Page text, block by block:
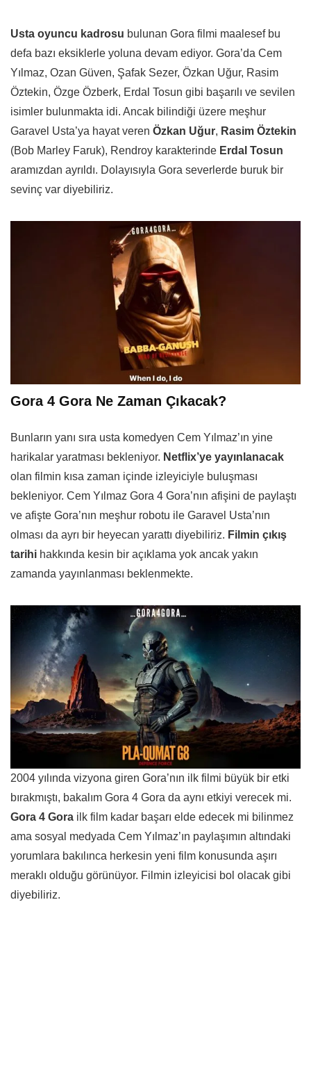
Usta oyuncu kadrosu bulunan Gora filmi maalesef bu
defa bazı eksiklerle yoluna devam ediyor. Gora’da Cem
Yılmaz, Ozan Güven, Şafak Sezer, Özkan Uğur, Rasim
Öztekin, Özge Özberk, Erdal Tosun gibi başarılı ve sevilen
isimler bulunmakta idi. Ancak bilindiği üzere meşhur
Garavel Usta’ya hayat veren Özkan Uğur, Rasim Öztekin
(Bob Marley Faruk), Rendroy karakterinde Erdal Tosun
aramızdan ayrıldı. Dolayısıyla Gora severlerde buruk bir
sevinç var diyebiliriz.
Gora 4 Gora Ne Zaman Çıkacak?
Bunların yanı sıra usta komedyen Cem Yılmaz’ın yine
harikalar yaratması bekleniyor. Netflix’ye yayınlanacak
olan filmin kısa zaman içinde izleyiciyle buluşması
bekleniyor. Cem Yılmaz Gora 4 Gora’nın afişini de paylaştı
ve afişte Gora’nın meşhur robotu ile Garavel Usta’nın
olması da ayrı bir heyecan yarattı diyebiliriz. Filmin çıkış
tarihi hakkında kesin bir açıklama yok ancak yakın
zamanda yayınlanması beklenmekte.
2004 yılında vizyona giren Gora’nın ilk filmi büyük bir etki
bırakmıştı, bakalım Gora 4 Gora da aynı etkiyi verecek mi.
Gora 4 Gora ilk film kadar başarı elde edecek mi bilinmez
ama sosyal medyada Cem Yılmaz’ın paylaşımın altındaki
yorumlara bakılınca herkesin yeni film konusunda aşırı
meraklı olduğu görünüyor. Filmin izleyicisi bol olacak gibi
diyebiliriz.